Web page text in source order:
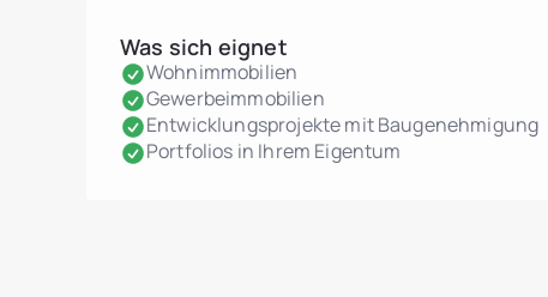
Was sich eignet
Wohnimmobilien
Gewerbeimmobilien
Entwicklungsprojekte mit Baugenehmigung
Portfolios in Ihrem Eigentum